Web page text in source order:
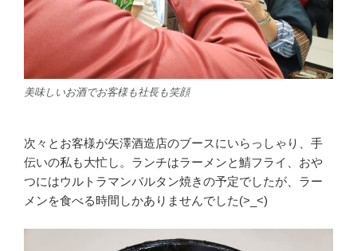
美味しいお酒でお客様も社長も笑顔
次々とお客様が矢澤酒造店のブースにいらっしゃり、手
伝いの私も大忙し。ランチはラーメンと鯖フライ、おや
つにはウルトラマンバルタン焼きの予定でしたが、ラー
メンを食べる時間しかありませんでした(>_<)